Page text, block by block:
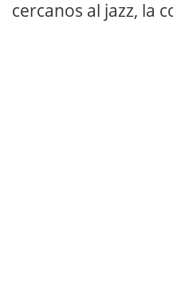
cercanos al jazz, la